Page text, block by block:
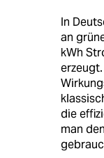
In
an
kWh
die
man